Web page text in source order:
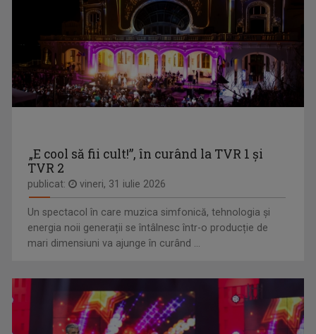
LA PORȚILE ORIENTULUI
"La Porțile Orientului" este o producție a ...
DRAG DE ROMÂNIA MEA!
TEODORA ANTONESCU
„E cool să fii cult!”, în curând la TVR 1 și
TVR 2
publicat: vineri, 31 iulie 2026
Un spectacol în care muzica simfonică, tehnologia și
energia noii generații se întâlnesc într-o producție de
mari dimensiuni va ajunge în curând ...